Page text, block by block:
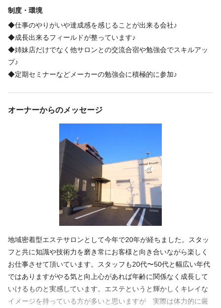
制度・環境
◆仕事のやりがいや達成感を感じることが出来る会社♪
◆成長出来るフィールドが整っています♪
◆姉妹店だけでなく他サロンとの交流合宿や勉強会でスキルアッ
プ♪
◆定期セミナーなどメーカーの勉強会に積極的に参加♪
オーナーからのメッセージ
地域密着型エステサロンとして今年で20年が経ちました。スタッ
フと共に知識や技術力を磨き常にお客様と向き合いながら楽しく
お仕事させて頂いています。スタッフも20代〜50代と幅広い年代
ではありますがやる気と向上心があれば年齢に関係なく成長して
いけるものと実感しています。エステというと輝かしくキレイな
イメージを持っている方が多いと思いますが 実際は体力的に厳